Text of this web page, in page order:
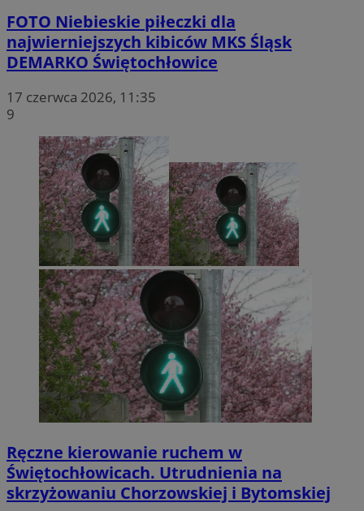
FOTO Niebieskie piłeczki dla
najwierniejszych kibiców MKS Śląsk
DEMARKO Świętochłowice
17 czerwca 2026, 11:35
9
Ręczne kierowanie ruchem w
Świętochłowicach. Utrudnienia na
skrzyżowaniu Chorzowskiej i Bytomskiej